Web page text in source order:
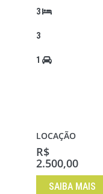
3
3
1
LOCAÇÃO
R$
2.500,00
SAIBA MAIS